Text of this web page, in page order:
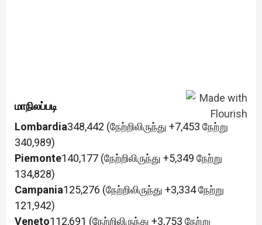
மாநிலப்படி
Lombardia348,442 (நேற்றிலிருந்து +7,453 நேற்று
340,989)
Piemonte140,177 (நேற்றிலிருந்து +5,349 நேற்று
134,828)
Campania125,276 (நேற்றிலிருந்து +3,334 நேற்று
121,942)
Veneto112,691 (நேற்றிலிருந்து +3,753 நேற்று